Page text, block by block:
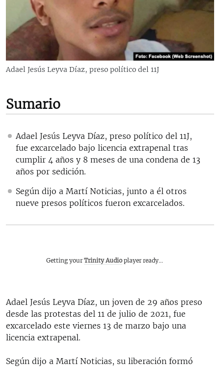
RADIO MARTÍ
ESPECIALES
ESPECIALES
LA REALIDAD DE LA VIVIENDA EN CUBA
KENTU-CUBANO
LOS SANTOS DE HIALEAH
DESINFORMACIÓN RUSA EN AMÉRICA LATINA
LA INVASIÓN DE RUSIA A UCRANIA
MULTIMEDIA
EDITORIALES
Adael Jesús Leyva Díaz, preso político del 11J
Sumario
Adael Jesús Leyva Díaz, preso político del 11J,
fue excarcelado bajo licencia extrapenal tras
cumplir 4 años y 8 meses de una condena de 13
años por sedición.
Según dijo a Martí Noticias, junto a él otros
nueve presos políticos fueron excarcelados.
Getting yourTrinity Audio player ready...
Adael Jesús Leyva Díaz, un joven de 29 años preso
desde las protestas del 11 de julio de 2021, fue
excarcelado este viernes 13 de marzo bajo una
licencia extrapenal.
Según dijo a Martí Noticias, su liberación formó